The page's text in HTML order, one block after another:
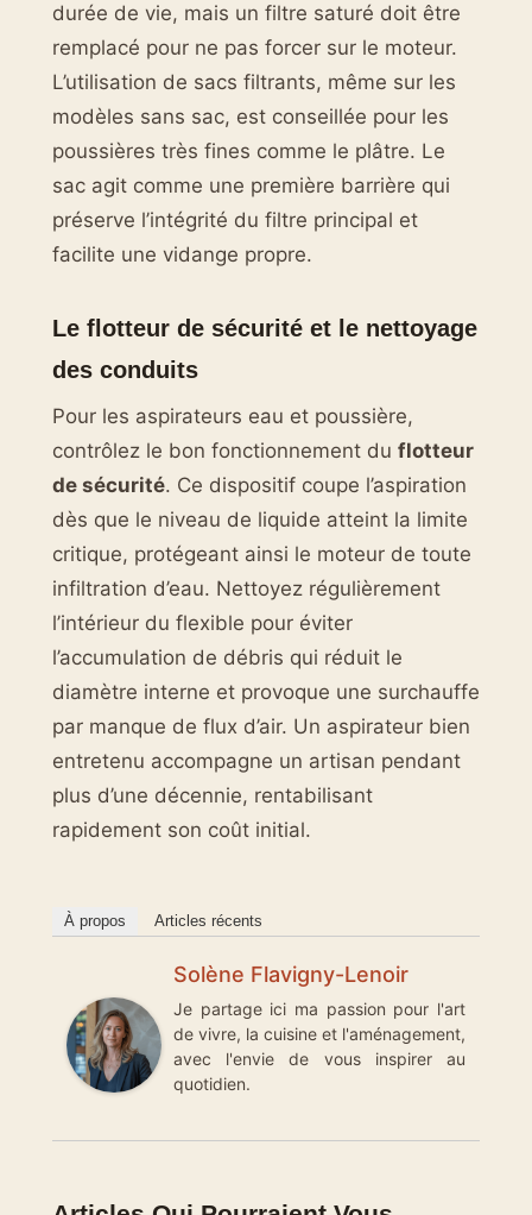
durée de vie, mais un filtre saturé doit être
remplacé pour ne pas forcer sur le moteur.
L’utilisation de sacs filtrants, même sur les
modèles sans sac, est conseillée pour les
poussières très fines comme le plâtre. Le
sac agit comme une première barrière qui
préserve l’intégrité du filtre principal et
facilite une vidange propre.
Le flotteur de sécurité et le nettoyage
des conduits
Pour les aspirateurs eau et poussière,
contrôlez le bon fonctionnement du flotteur
de sécurité. Ce dispositif coupe l’aspiration
dès que le niveau de liquide atteint la limite
critique, protégeant ainsi le moteur de toute
infiltration d’eau. Nettoyez régulièrement
l’intérieur du flexible pour éviter
l’accumulation de débris qui réduit le
diamètre interne et provoque une surchauffe
par manque de flux d’air. Un aspirateur bien
entretenu accompagne un artisan pendant
plus d’une décennie, rentabilisant
rapidement son coût initial.
À propos Articles récents
Solène Flavigny-Lenoir
Je partage ici ma passion pour l'art
de vivre, la cuisine et l'aménagement,
avec l'envie de vous inspirer au
quotidien.